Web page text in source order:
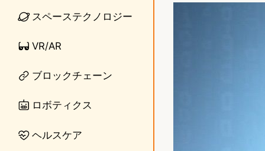
スペーステクノロジー
VR/AR
ブロックチェーン
ロボティクス
ヘルスケア